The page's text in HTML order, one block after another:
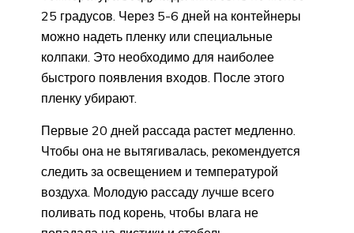
25 градусов. Через 5-6 дней на контейнеры
можно надеть пленку или специальные
колпаки. Это необходимо для наиболее
быстрого появления входов. После этого
пленку убирают.
Первые 20 дней рассада растет медленно.
Чтобы она не вытягивалась, рекомендуется
следить за освещением и температурой
воздуха. Молодую рассаду лучше всего
поливать под корень, чтобы влага не